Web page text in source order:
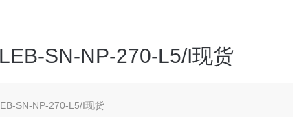
SN-NP-270-L5/I现货
SN-NP-270-L5/I现货